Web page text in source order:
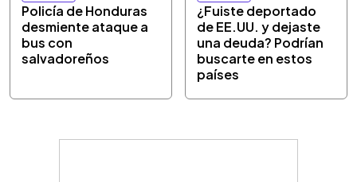
Policía de Honduras
desmiente ataque a
bus con
salvadoreños
¿Fuiste deportado
de EE.UU. y dejaste
una deuda? Podrían
buscarte en estos
países